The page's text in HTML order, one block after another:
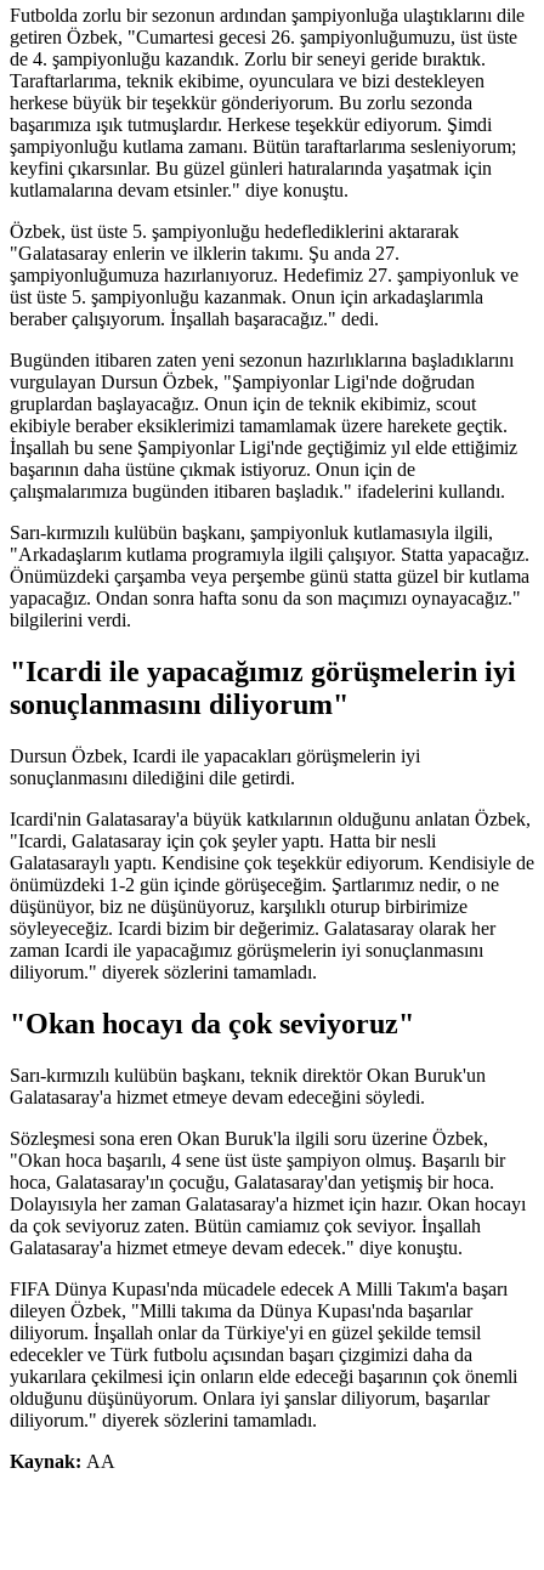
Futbolda zorlu bir sezonun ardından şampiyonluğa ulaştıklarını dile
getiren Özbek, "Cumartesi gecesi 26. şampiyonluğumuzu, üst üste
de 4. şampiyonluğu kazandık. Zorlu bir seneyi geride bıraktık.
Taraftarlarıma, teknik ekibime, oyunculara ve bizi destekleyen
herkese büyük bir teşekkür gönderiyorum. Bu zorlu sezonda
başarımıza ışık tutmuşlardır. Herkese teşekkür ediyorum. Şimdi
şampiyonluğu kutlama zamanı. Bütün taraftarlarıma sesleniyorum;
keyfini çıkarsınlar. Bu güzel günleri hatıralarında yaşatmak için
kutlamalarına devam etsinler." diye konuştu.
Özbek, üst üste 5. şampiyonluğu hedeflediklerini aktararak
"Galatasaray enlerin ve ilklerin takımı. Şu anda 27.
şampiyonluğumuza hazırlanıyoruz. Hedefimiz 27. şampiyonluk ve
üst üste 5. şampiyonluğu kazanmak. Onun için arkadaşlarımla
beraber çalışıyorum. İnşallah başaracağız." dedi.
Bugünden itibaren zaten yeni sezonun hazırlıklarına başladıklarını
vurgulayan Dursun Özbek, "Şampiyonlar Ligi'nde doğrudan
gruplardan başlayacağız. Onun için de teknik ekibimiz, scout
ekibiyle beraber eksiklerimizi tamamlamak üzere harekete geçtik.
İnşallah bu sene Şampiyonlar Ligi'nde geçtiğimiz yıl elde ettiğimiz
başarının daha üstüne çıkmak istiyoruz. Onun için de
çalışmalarımıza bugünden itibaren başladık." ifadelerini kullandı.
Sarı-kırmızılı kulübün başkanı, şampiyonluk kutlamasıyla ilgili,
"Arkadaşlarım kutlama programıyla ilgili çalışıyor. Statta yapacağız.
Önümüzdeki çarşamba veya perşembe günü statta güzel bir kutlama
yapacağız. Ondan sonra hafta sonu da son maçımızı oynayacağız."
bilgilerini verdi.
"Icardi ile yapacağımız görüşmelerin iyi
sonuçlanmasını diliyorum"
Dursun Özbek, Icardi ile yapacakları görüşmelerin iyi
sonuçlanmasını dilediğini dile getirdi.
Icardi'nin Galatasaray'a büyük katkılarının olduğunu anlatan Özbek,
"Icardi, Galatasaray için çok şeyler yaptı. Hatta bir nesli
Galatasaraylı yaptı. Kendisine çok teşekkür ediyorum. Kendisiyle de
önümüzdeki 1-2 gün içinde görüşeceğim. Şartlarımız nedir, o ne
düşünüyor, biz ne düşünüyoruz, karşılıklı oturup birbirimize
söyleyeceğiz. Icardi bizim bir değerimiz. Galatasaray olarak her
zaman Icardi ile yapacağımız görüşmelerin iyi sonuçlanmasını
diliyorum." diyerek sözlerini tamamladı.
"Okan hocayı da çok seviyoruz"
Sarı-kırmızılı kulübün başkanı, teknik direktör Okan Buruk'un
Galatasaray'a hizmet etmeye devam edeceğini söyledi.
Sözleşmesi sona eren Okan Buruk'la ilgili soru üzerine Özbek,
"Okan hoca başarılı, 4 sene üst üste şampiyon olmuş. Başarılı bir
hoca, Galatasaray'ın çocuğu, Galatasaray'dan yetişmiş bir hoca.
Dolayısıyla her zaman Galatasaray'a hizmet için hazır. Okan hocayı
da çok seviyoruz zaten. Bütün camiamız çok seviyor. İnşallah
Galatasaray'a hizmet etmeye devam edecek." diye konuştu.
FIFA Dünya Kupası'nda mücadele edecek A Milli Takım'a başarı
dileyen Özbek, "Milli takıma da Dünya Kupası'nda başarılar
diliyorum. İnşallah onlar da Türkiye'yi en güzel şekilde temsil
edecekler ve Türk futbolu açısından başarı çizgimizi daha da
yukarılara çekilmesi için onların elde edeceği başarının çok önemli
olduğunu düşünüyorum. Onlara iyi şanslar diliyorum, başarılar
diliyorum." diyerek sözlerini tamamladı.
Kaynak: AA